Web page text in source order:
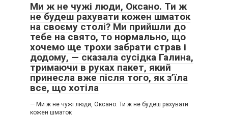
Ми ж не чужі люди, Оксано. Ти ж
не будеш рахувати кожен шматок
на своєму столі? Ми прийшли до
тебе на свято, то нормально, що
хочемо ще трохи забрати страв і
додому, — сказала сусідка Галина,
тримаючи в руках пакет, який
принесла вже після того, як з’їла
все, що хотіла
— Ми ж не чужі люди, Оксано. Ти ж не будеш рахувати
кожен шматок